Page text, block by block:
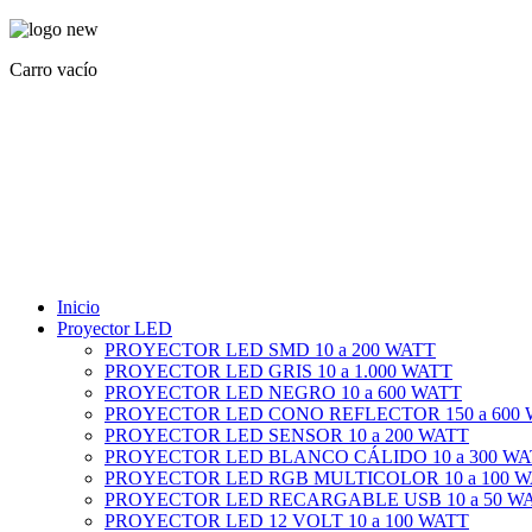
Carro vacío
Inicio
Proyector LED
PROYECTOR LED SMD 10 a 200 WATT
PROYECTOR LED GRIS 10 a 1.000 WATT
PROYECTOR LED NEGRO 10 a 600 WATT
PROYECTOR LED CONO REFLECTOR 150 a 600
PROYECTOR LED SENSOR 10 a 200 WATT
PROYECTOR LED BLANCO CÁLIDO 10 a 300
PROYECTOR LED RGB MULTICOLOR 10 a 100
PROYECTOR LED RECARGABLE USB 10 a 50
PROYECTOR LED 12 VOLT 10 a 100 WATT